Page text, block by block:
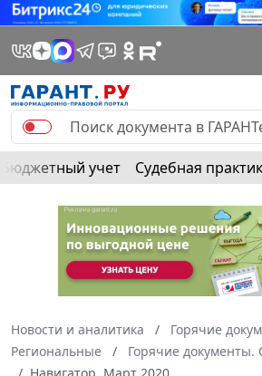
Бюджетный учет Судебная
Новости и аналитика
Горячие
Региональные
Горячие документы.